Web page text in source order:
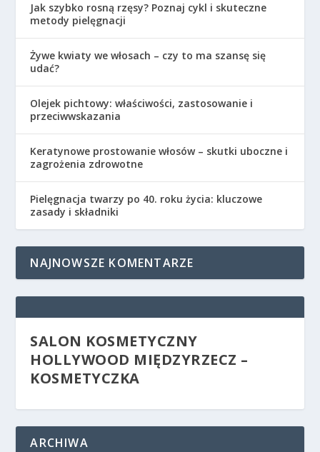
Jak szybko rosną rzęsy? Poznaj cykl i skuteczne
metody pielęgnacji
Żywe kwiaty we włosach – czy to ma szansę się
udać?
Olejek pichtowy: właściwości, zastosowanie i
przeciwwskazania
Keratynowe prostowanie włosów – skutki uboczne i
zagrożenia zdrowotne
Pielęgnacja twarzy po 40. roku życia: kluczowe
zasady i składniki
NAJNOWSZE KOMENTARZE
SALON KOSMETYCZNY
HOLLYWOOD MIĘDZYRZECZ –
KOSMETYCZKA
ARCHIWA